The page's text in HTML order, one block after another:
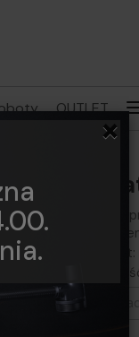
×
OUTLET
Obserwuj
Dodaj
Producent: